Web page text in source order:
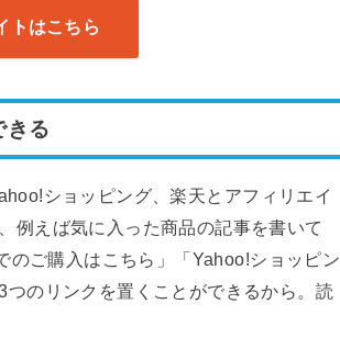
トはこちら
きる
ショッピング、楽天とアフィリエイ
例えば気に入った商品の記事を書いて
のご購入はこちら」「Yahoo!ショッピン
のリンクを置くことができるから。読